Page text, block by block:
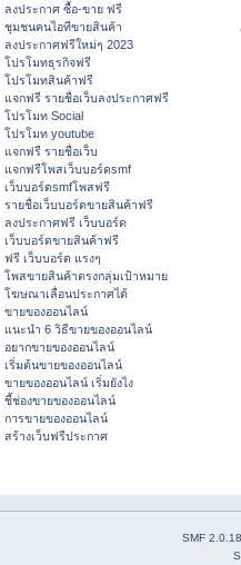
ลงประกาศ ซื้อ-ขาย ฟรี
ชุมชนคนไอทีขายสินค้า
ลงประกาศฟรีใหม่ๆ 2023
โปรโมทธุรกิจฟรี
โปรโมทสินค้าฟรี
แจกฟรี รายชื่อเว็บลงประกาศฟรี
โปรโมท Social
โปรโมท youtube
แจกฟรี รายชื่อเว็บ
แจกฟรีโพสเว็บบอร์ดsmf
เว็บบอร์ดsmfโพสฟรี
รายชื่อเว็บบอร์ดขายสินค้าฟรี
ลงประกาศฟรี เว็บบอร์ด
เว็บบอร์ดขายสินค้าฟรี
ฟรี เว็บบอร์ด แรงๆ
โพสขายสินค้าตรงกลุ่มเป้าหมาย
โฆษณาเลื่อนประกาศได้
ขายของออนไลน์
แนะนำ 6 วิธีขายของออนไลน์
อยากขายของออนไลน์
เริ่มต้นขายของออนไลน์
ขายของออนไลน์ เริ่มยังไง
ชี้ช่องขายของออนไลน์
การขายของออนไลน์
สร้างเว็บฟรีประกาศ
SMF 2.0.18